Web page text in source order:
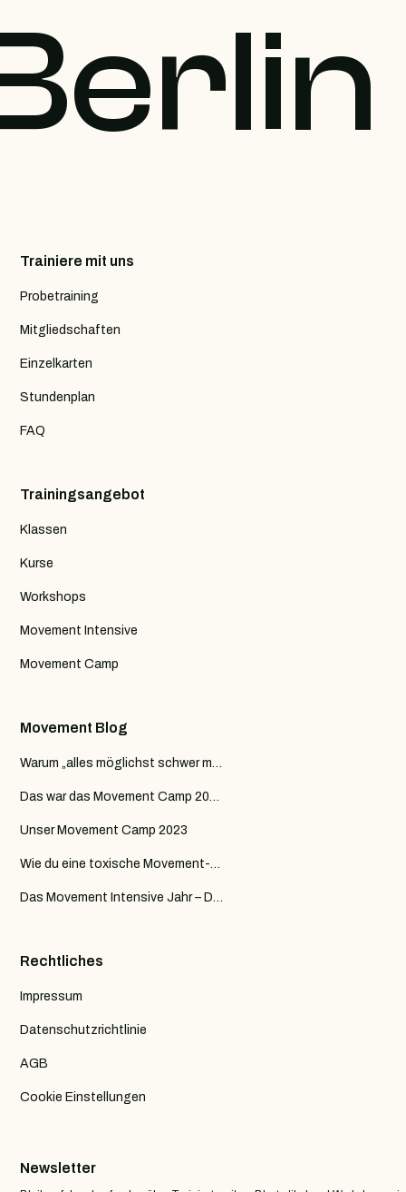
Trainiere mit uns
Probetraining
Mitgliedschaften
Einzelkarten
Stundenplan
FAQ
Trainingsangebot
Klassen
Kurse
Workshops
Movement Intensive
Movement Camp
Movement Blog
Warum „alles möglichst schwer machen“ im Training oft genau das Falsche ist
Das war das Movement Camp 2024
Unser Movement Camp 2023
Wie du eine toxische Movement-Community erkennst
Das Movement Intensive Jahr – Deine Reise von Kraft zu Flow
Rechtliches
Impressum
Datenschutzrichtlinie
AGB
Cookie Einstellungen
Newsletter